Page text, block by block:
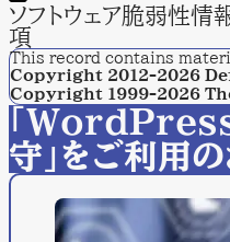
ソフトウェア脆弱性
項
This record contains
Copyright 2012-2026
Copyright 1999-2026
「
守」をご利用